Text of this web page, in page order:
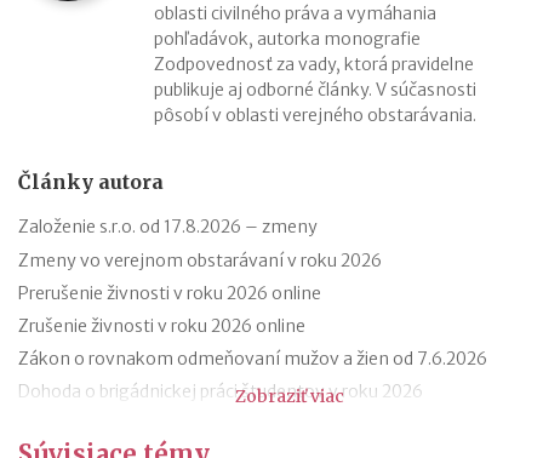
oblasti civilného práva a vymáhania
pohľadávok, autorka monografie
Zodpovednosť za vady, ktorá pravidelne
publikuje aj odborné články. V súčasnosti
pôsobí v oblasti verejného obstarávania.
Články autora
Založenie s.r.o. od 17.8.2026 – zmeny
Zmeny vo verejnom obstarávaní v roku 2026
Prerušenie živnosti v roku 2026 online
Zrušenie živnosti v roku 2026 online
Zákon o rovnakom odmeňovaní mužov a žien od 7.6.2026
Dohoda o brigádnickej práci študentov v roku 2026
Zobraziť viac